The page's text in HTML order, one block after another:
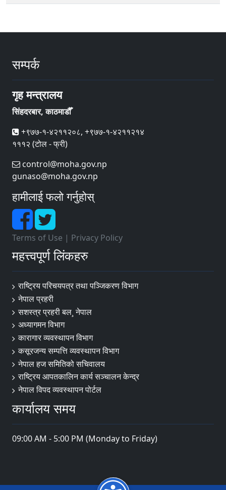
सम्पर्क
गृह मन्त्रालय
सिंहदरबार, काठमाडौँ
+९७७-१-४२११२०८, +९७७-१-४२११२१४
१११२ (टोल - फ्री)
control@moha.gov.np
gunaso@moha.gov.np
हामीलाई फलो गर्नुहोस्
Terms of Use | Privacy Policy
महत्त्वपूर्ण लिंकहरु
राष्ट्रिय परिचयपत्र तथा पञ्‍जिकरण विभाग
नेपाल प्रहरी
सशस्त्र प्रहरी बल¸ नेपाल
अध्यागमन विभाग
कारागार व्यवस्थापन विभाग
कसूरजन्य सम्पत्ति व्यवस्थापन विभाग
नेपाल हज समितिको सचिवालय
राष्ट्रिय आपतकालिन कार्य सञ्चालन केन्द्र
नेपाल विपद व्यवस्थापन पोर्टल
कार्यालय समय
09:00 AM - 5:00 PM (Monday to Friday)